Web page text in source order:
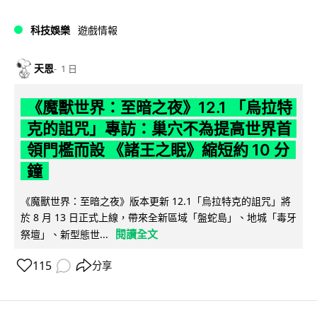
科技娛樂 遊戲情報
天恩 1 日
《魔獸世界：至暗之夜》12.1 「烏拉特
克的詛咒」專訪：巢穴不為提高世界首
領門檻而設 《諸王之眠》縮短約 10 分
鐘
《魔獸世界：至暗之夜》版本更新 12.1「烏拉特克的詛咒」將
於 8 月 13 日正式上線，帶來全新區域「盤蛇島」、地城「毒牙
祭壇」、新型態世...
閱讀全文
115 分享